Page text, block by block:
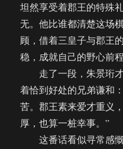
坦然享受着郡王的特殊
无。他比谁都清楚这场
顾，借着三皇子与郡王
稳，成就自己的野心前程
走了一段，朱景珩才
着恰到好处的兄弟谦和
苦。郡王素来爱才重义
厚，也算一桩幸事。”
这番话看似寻常感慨